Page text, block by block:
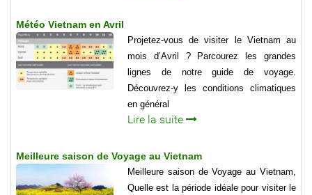
Météo Vietnam en Avril
Projetez-vous de visiter le Vietnam au
mois d’Avril ? Parcourez les grandes
lignes de notre guide de voyage.
Découvrez-y les conditions climatiques
en général
Lire la suite
Meilleure saison de Voyage au Vietnam
Meilleure saison de Voyage au Vietnam,
Quelle est la période idéale pour visiter le